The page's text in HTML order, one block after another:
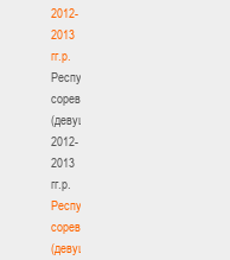
2012-
2013
гг.р.
Республиканские
соревнования
(девушки)
2012-
2013
гг.р.
Республиканские
соревнования
(девушки)